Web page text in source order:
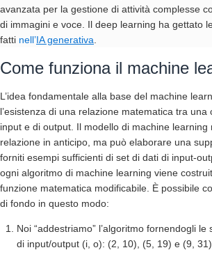
avanzata per la gestione di attività complesse
di immagini e voce. Il deep learning ha gettato
fatti nell’IA generativa
Come funziona il machine
L’idea fondamentale alla base del machine
l’esistenza di una relazione matematica tra
input e di output. Il modello di machine learning
relazione in anticipo, ma può elaborare una
forniti esempi sufficienti di set di dati di input-
ogni algoritmo di machine learning viene
funzione matematica modificabile. È possibile
di fondo in questo modo:
Noi “addestriamo” l’algoritmo fornendogli
di input/output (i, o): (2, 10), (5, 19) e (9, 31)